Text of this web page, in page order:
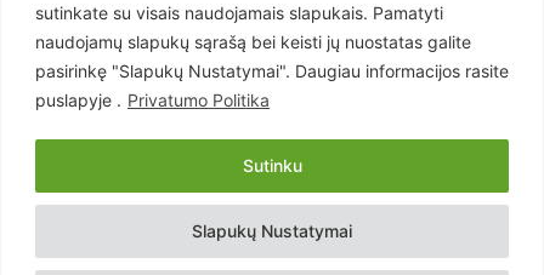
sutinkate su visais naudojamais slapukais. Pamatyti
naudojamų slapukų sąrašą bei keisti jų nuostatas galite
pasirinkę "Slapukų Nustatymai". Daugiau informacijos rasite
puslapyje . Privatumo Politika
Slapukų Nustatymai
Sutinku
Pasaulis
Статьи на русском
Articles in english
Copyright © 2026 UAB „Goruva“. Visos teisės saugomos.
Kontaktai Prenumerata Privatumo Politika Naudojimosi Taisyklės